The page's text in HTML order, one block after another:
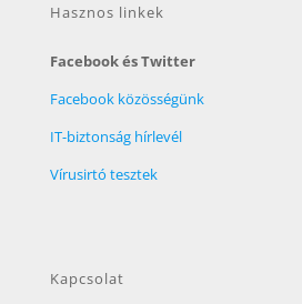
Hasznos linkek
Facebook és Twitter
Facebook közösségünk
IT-biztonság hírlevél
Vírusirtó tesztek
Kapcsolat